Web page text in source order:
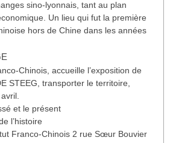
sino-lyonnais, tant au plan
Un lieu qui fut la première
hors de Chine dans les années
Chinois, accueille l’exposition de
STEEG, transporter le territoire,
avril.
et le présent
l’histoire
Franco-Chinois 2 rue Sœur Bouvier